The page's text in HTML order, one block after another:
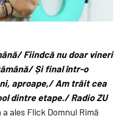
Fiindcă nu doar vineri
Și final într-o
aproape,/ Am trăit cea
dintre etape./ Radio ZU
a ales Flick Domnul Rimă